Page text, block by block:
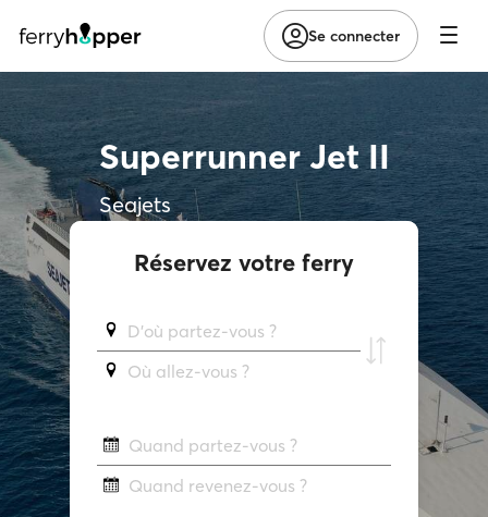
Se connecter
Superrunner Jet II
Seajets
Réservez votre ferry
D'où partez-vous ?
Où allez-vous ?
Quand partez-vous ?
Quand revenez-vous ?